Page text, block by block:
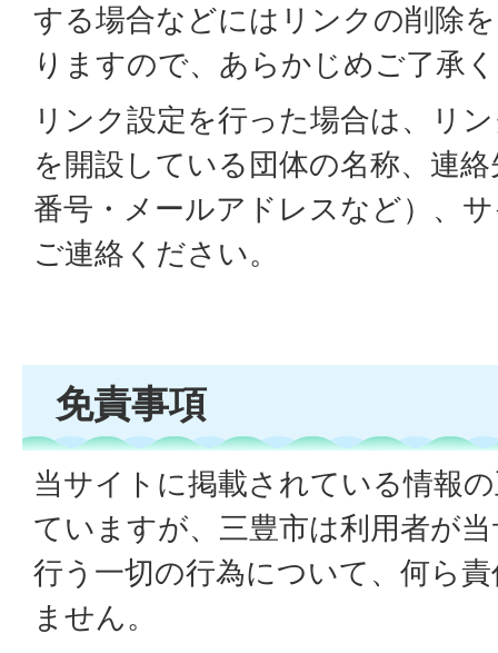
する場合などにはリンクの削除
りますので、あらかじめご了承
リンク設定を行った場合は、リ
を開設している団体の名称、連
番号・メールアドレスなど）、
ご連絡ください。
免責事項
当サイトに掲載されている情報
ていますが、三豊市は利用者が
行う一切の行為について、何ら
ません。